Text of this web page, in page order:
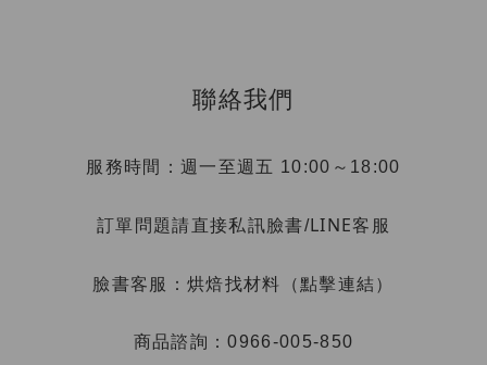
聯絡我們
服務時間：週一至週五 10:00～18:00
訂單問題請直接私訊臉書/LINE客服
臉書客服： 烘焙找材料（點擊連結）
商品諮詢：0966-005-850